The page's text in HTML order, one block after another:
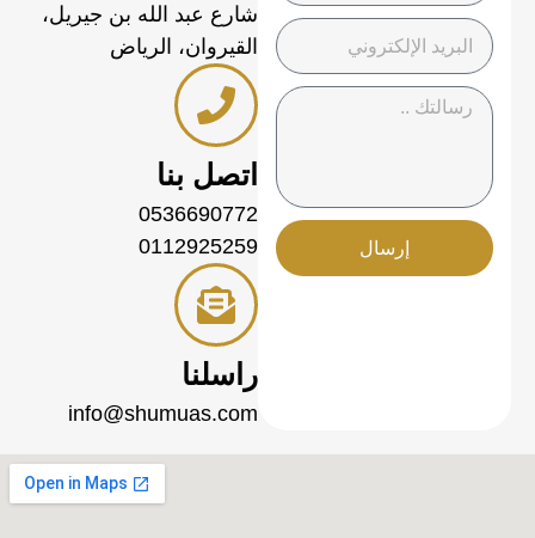
إرسال
شارع عبد الله بن جيريل،
القيروان، الرياض
اتصل بنا
0536690772
0112925259
راسلنا
info@shumuas.com